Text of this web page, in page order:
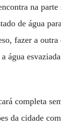
na
de água
fazer a outra
água
completa
da cidade